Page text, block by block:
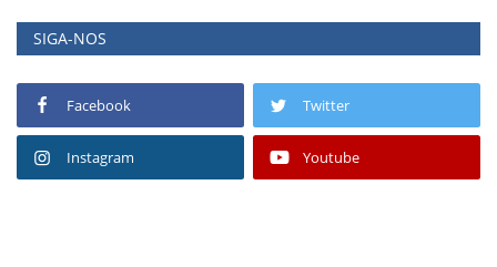
SIGA-NOS
Facebook Twitter
Instagram Youtube